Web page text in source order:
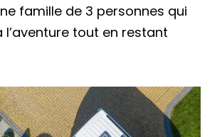
famille de 3 personnes qui
tout en restant